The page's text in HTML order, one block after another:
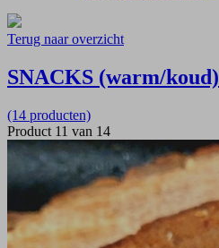
Terug naar overzicht
SNACKS (warm/koud)
(14 producten)
Product 11 van 14